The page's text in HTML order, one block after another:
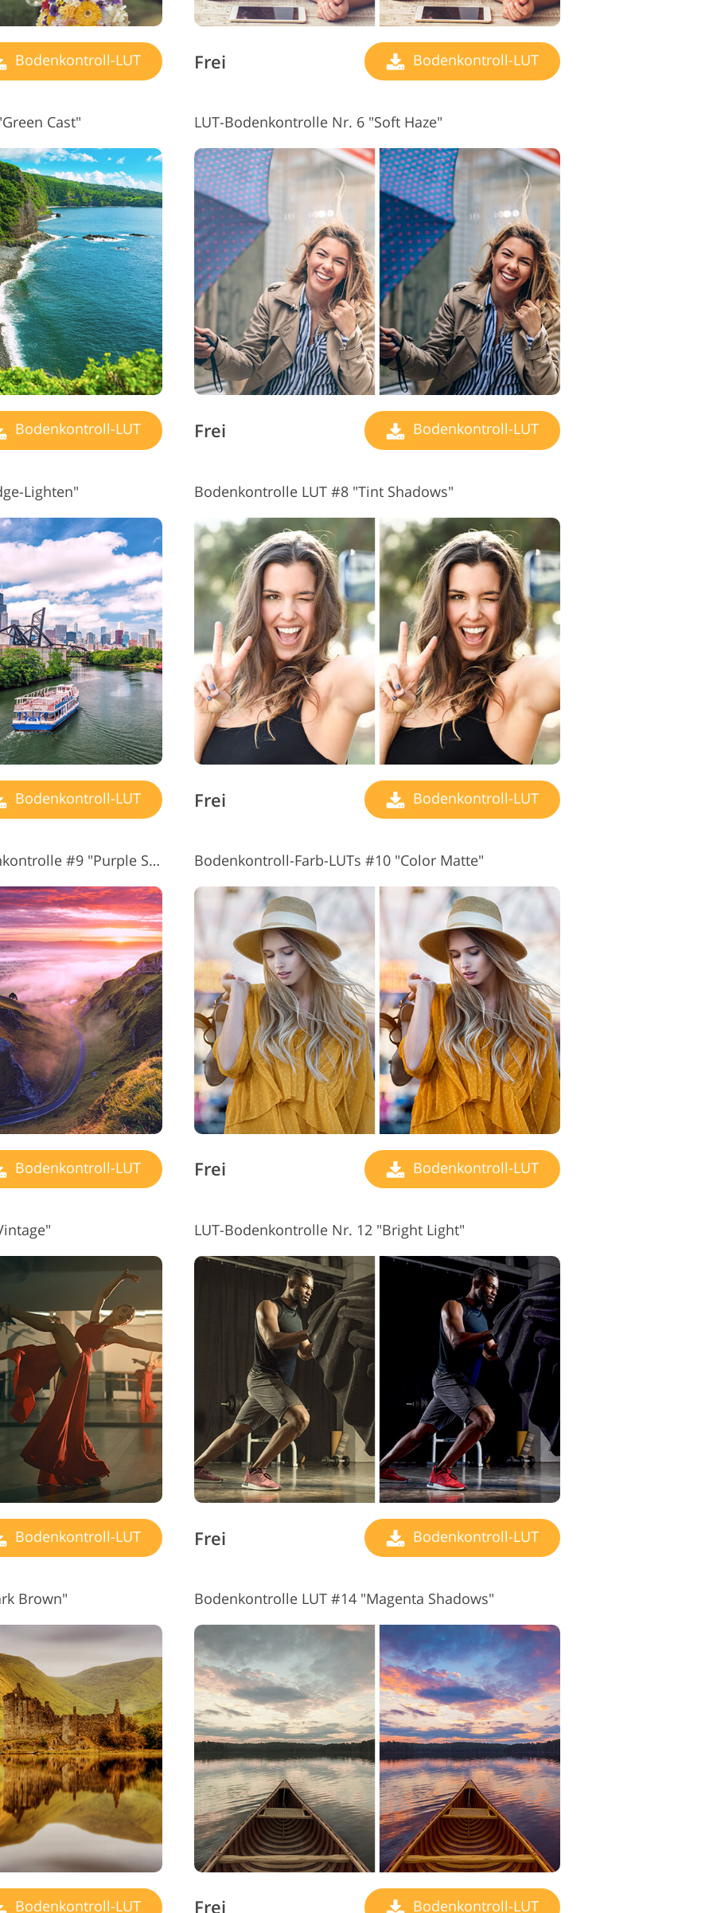
Bodenkontroll-LUT Frei Bodenkontroll-LUT
Cast"
Bodenkontroll-LUT
LUT-Bodenkontrolle Nr. 6 "Soft Haze"
Frei Bodenkontroll-LUT
Lighten"
Bodenkontroll-LUT
Bodenkontrolle LUT #8 "Tint Shadows"
Frei Bodenkontroll-LUT
Kostenlose LUTs für die Bodenkontrolle #9 "Purple Sky"
Bodenkontroll-LUT
Bodenkontroll-Farb-LUTs #10 "Color Matte"
Frei Bodenkontroll-LUT
Bodenkontroll-LUT
LUT-Bodenkontrolle Nr. 12 "Bright Light"
Frei Bodenkontroll-LUT
Brown"
Bodenkontroll-LUT
Bodenkontrolle LUT #14 "Magenta Shadows"
Frei Bodenkontroll-LUT